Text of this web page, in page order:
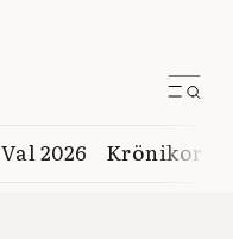
Val 2026 Krönikor